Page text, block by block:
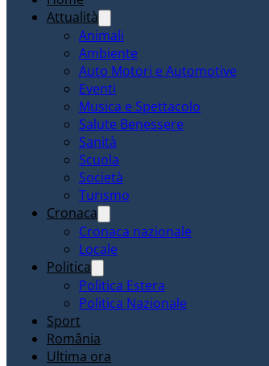
Attualità
Animali
Ambiente
Auto Motori e Automotive
Eventi
Musica e Spettacolo
Salute Benessere
Sanità
Scuola
Società
Turismo
Cronaca
Cronaca nazionale
Locale
Politica
Politica Estera
Politica Nazionale
Sport
România
Ultima ora